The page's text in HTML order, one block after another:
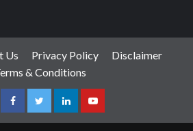
Us Privacy Policy
Disclaimer
& Conditions
FacebookTwitterLinkedinYoutube